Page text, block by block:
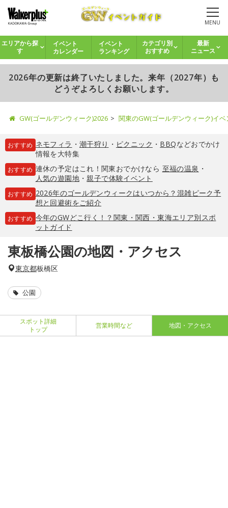
MENU
エリアから探
す
イベント
カレンダー
イベント
ランキング
カテゴリ別
おすすめ
最新
ニュース
2026年の更新は終了いたしました。来年（2027年）も
どうぞよろしくお願いします。
GW(ゴールデンウィーク)2026 関東のGW(ゴールデンウィーク)イ
おすすめ ネモフィラ ・ 潮干狩り ・ ピクニック ・ BBQなどおでかけ
情報を大特集
おすすめ 連休の予定はこれ！関東おでかけなら 至福の温泉 ・
人気の遊園地・親子で体験イベント
おすすめ 2026年のゴールデンウィークはいつから？混雑ピーク予
想と回避術をご紹介
おすすめ 今年のGWどこ行く！？関東・関西・東海エリア別スポ
ットガイド
東板橋公園の地図・アクセス
東京都板橋区
公園
スポット詳細
トップ
営業時間など 地図・アクセス